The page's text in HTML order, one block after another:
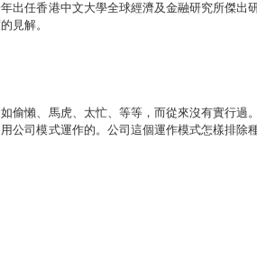
出任香港中文大學全球經濟及金融研究所傑出
見解。
偷懶、馬虎、太忙、等等，而從來沒有實行過
公司模式運作的。公司這個運作模式怎樣排除